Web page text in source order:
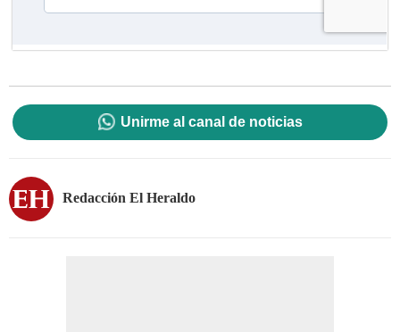
Unirme al canal de noticias
Redacción El Heraldo